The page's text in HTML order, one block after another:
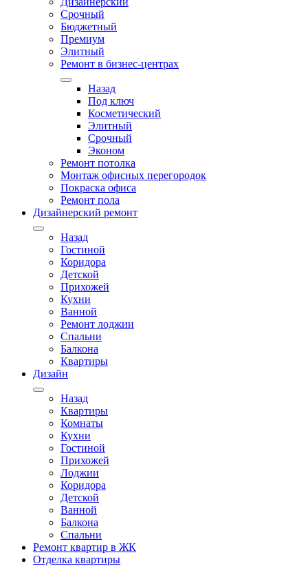
Срочный
Бюджетный
Премиум
Элитный
Ремонт в бизнес-центрах
Назад
Под ключ
Косметический
Элитный
Срочный
Эконом
Ремонт потолка
Монтаж офисных перегородок
Покраска офиса
Ремонт пола
Дизайнерский ремонт
Назад
Гостиной
Коридора
Детской
Прихожей
Кухни
Ванной
Ремонт лоджии
Спальни
Балкона
Квартиры
Дизайн
Назад
Квартиры
Комнаты
Кухни
Гостиной
Прихожей
Лоджии
Коридора
Детской
Ванной
Балкона
Спальни
Ремонт квартир в ЖК
Отделка квартиры